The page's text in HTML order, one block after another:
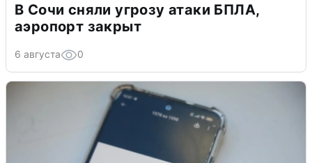
В Сочи сняли угрозу атаки БПЛА,
аэропорт закрыт
6 августа 0